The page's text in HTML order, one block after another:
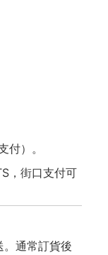
付）。
，街口支付可
。通常訂貨後